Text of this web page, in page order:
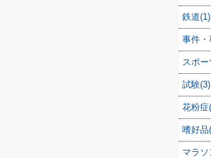
鉄道(1)
事件・
スポー
試験(3)
花粉症
嗜好品
マラソ